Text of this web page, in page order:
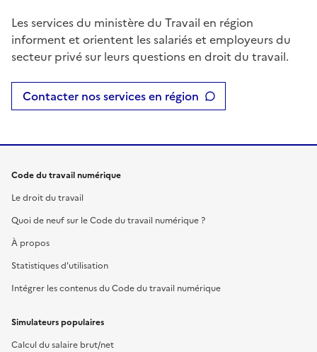
Les services du ministère du Travail en région
informent et orientent les salariés et employeurs du
secteur privé sur leurs questions en droit du travail.
Contacter nos services en région
Code du travail numérique
Le droit du travail
Quoi de neuf sur le Code du travail numérique ?
À propos
Statistiques d'utilisation
Intégrer les contenus du Code du travail numérique
Simulateurs populaires
Calcul du salaire brut/net